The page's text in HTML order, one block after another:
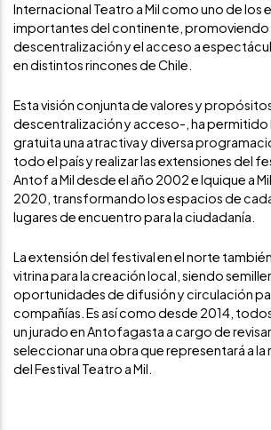
Internacional Teatro a Mil como uno de los
importantes del continente, promoviendo
descentralización y el acceso a
en distintos rincones de Chile.
Esta visión conjunta de valores y
descentralización y acceso-, ha permitido
gratuita una atractiva y diversa
todo el país y realizar las extensiones del
Antof a Mil desde el año 2002 e Iquique a
2020, transformando los espacios de
lugares de encuentro para la ciudadanía.
La extensión del festival en el norte
vitrina para la creación local, siendo
oportunidades de difusión y circulación
compañías. Es así como desde 2014,
un jurado en Antofagasta a cargo de
seleccionar una obra que representará a la
del Festival Teatro a Mil.